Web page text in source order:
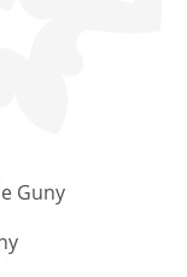
Guny